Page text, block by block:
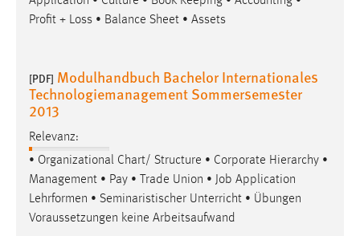
Profit + Loss • Balance Sheet • Assets
[PDF] Modulhandbuch Bachelor Internationales
Technologiemanagement Sommersemester
2013
Relevanz:
• Organizational Chart/ Structure • Corporate Hierarchy •
Management • Pay • Trade Union • Job Application
Lehrformen • Seminaristischer Unterricht • Übungen
Voraussetzungen keine Arbeitsaufwand